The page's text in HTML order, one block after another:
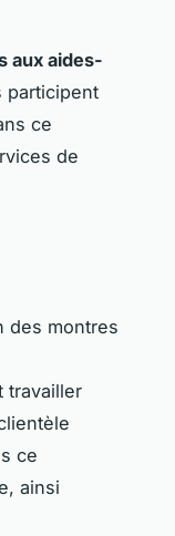
aux aides-
participent
ce
de
des montres
travailler
ce
ainsi